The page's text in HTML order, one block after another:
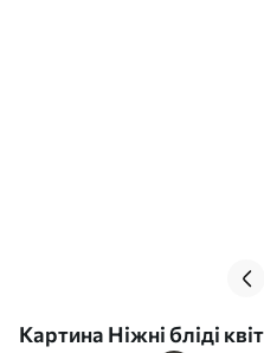
Картина Ніжні бліді